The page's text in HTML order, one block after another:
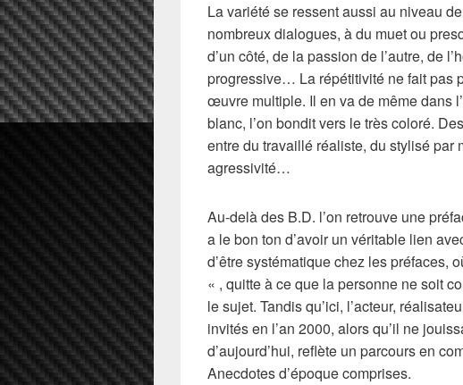
La variété se ressent aussi au niveau
nombreux dialogues, à du muet ou
d’un côté, de la passion de l’autre, de
progressive… La répétitivité ne fait pas
œuvre multiple. Il en va de même dans
blanc, l’on bondit vers le très coloré.
entre du travaillé réaliste, du stylisé par
agressivité…
Au-delà des B.D. l’on retrouve une
a le bon ton d’avoir un véritable lien
d’être systématique chez les préfaces,
« , quitte à ce que la personne ne soit
le sujet. Tandis qu’ici, l’acteur,
invités en l’an 2000, alors qu’il ne
d’aujourd’hui, reflète un parcours en
Anecdotes d’époque comprises.